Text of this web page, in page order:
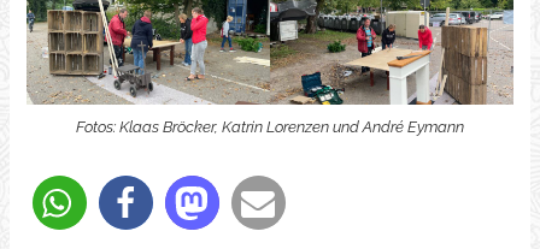
Fotos: Klaas Bröcker, Katrin Lorenzen und André Eymann